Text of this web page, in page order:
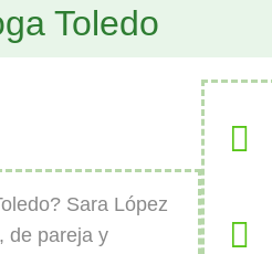
Toledo
Sara López
de pareja y